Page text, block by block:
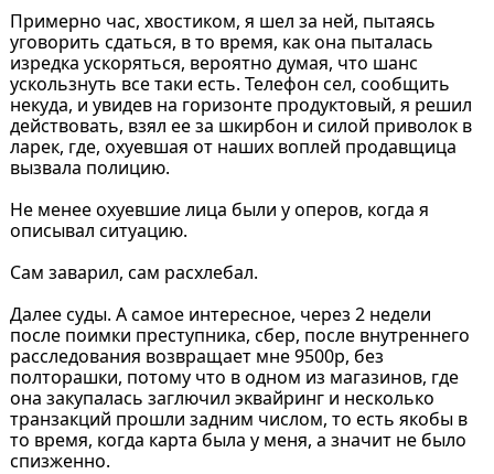
Примерно час, хвостиком, я шел за ней, пытаясь
уговорить сдаться, в то время, как она пыталась
изредка ускоряться, вероятно думая, что шанс
ускользнуть все таки есть. Телефон сел, сообщить
некуда, и увидев на горизонте продуктовый, я решил
действовать, взял ее за шкирбон и силой приволок в
ларек, где, охуевшая от наших воплей продавщица
вызвала полицию.
Не менее охуевшие лица были у оперов, когда я
описывал ситуацию.
Сам заварил, сам расхлебал.
Далее суды. А самое интересное, через 2 недели
после поимки преступника, сбер, после внутреннего
расследования возвращает мне 9500р, без
полторашки, потому что в одном из магазинов, где
она закупалась заглючил эквайринг и несколько
транзакций прошли задним числом, то есть якобы в
то время, когда карта была у меня, а значит не было
спизженно.